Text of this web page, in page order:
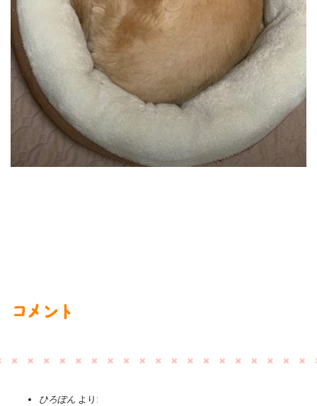
コメント
ひろぽん より: